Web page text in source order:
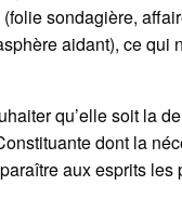
sondagière,
aidant), ce qui
qu’elle soit la
dont la
aux esprits les